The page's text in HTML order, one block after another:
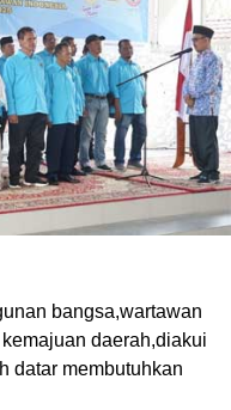
bangsa,wartawan
daerah,diakui
datar membutuhkan